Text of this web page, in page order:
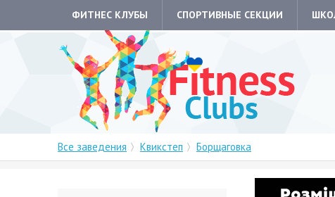
ФИТНЕС КЛУБЫ СПОРТИВНЫЕ СЕКЦИИ
Все заведения Квикстеп Борщаговка